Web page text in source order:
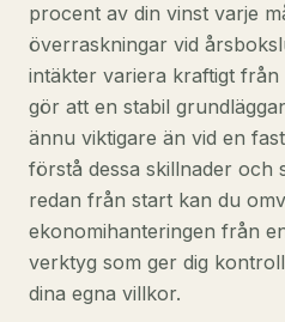
procent av din vinst varje
överraskningar vid
intäkter variera kraftigt från
gör att en stabil
ännu viktigare än vid en
förstå dessa skillnader och
redan från start kan du
ekonomihanteringen från
verktyg som ger dig
dina egna villkor.